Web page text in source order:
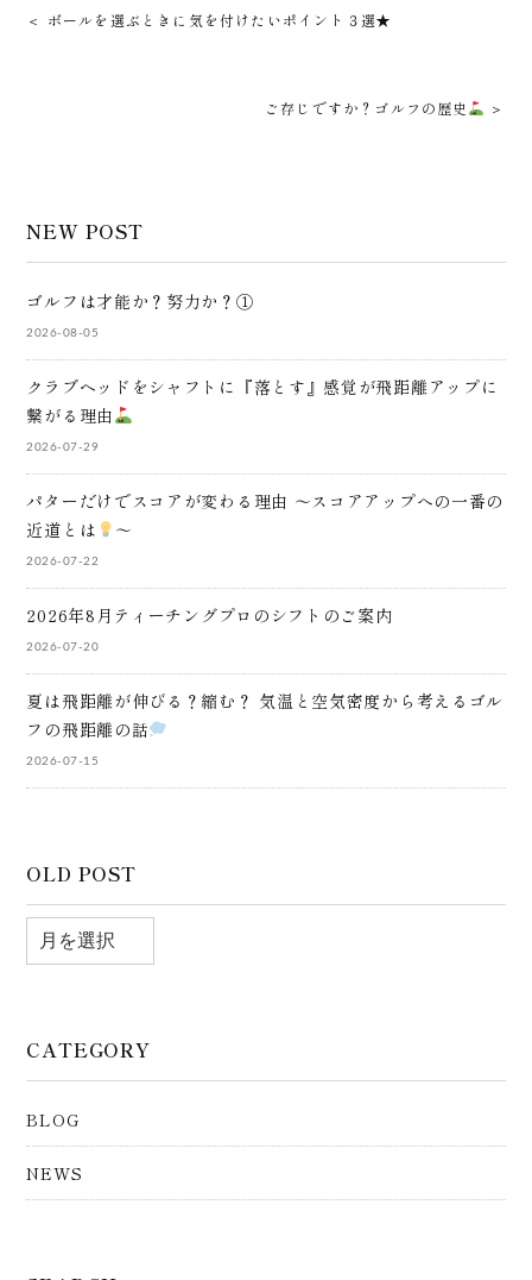
＜ ボールを選ぶときに気を付けたいポイント３選★
ご存じですか？ゴルフの歴史 ＞
NEW POST
ゴルフは才能か？努力か？①
2026-08-05
クラブヘッドをシャフトに『落とす』感覚が飛距離アップに
繋がる理由
2026-07-29
パターだけでスコアが変わる理由 ～スコアアップへの一番の
近道とは
～
2026-07-22
2026年8月ティーチングプロのシフトのご案内
2026-07-20
夏は飛距離が伸びる？縮む？ 気温と空気密度から考えるゴル
フの飛距離の話
2026-07-15
OLD POST
CATEGORY
BLOG
NEWS